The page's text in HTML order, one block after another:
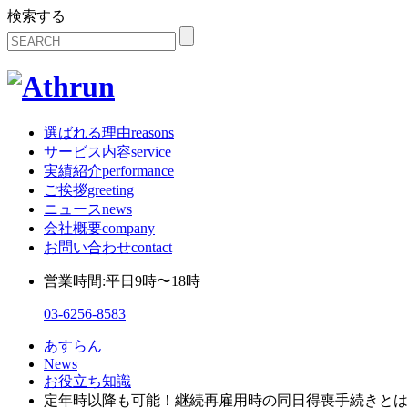
検索する
選ばれる理由reasons
サービス内容service
実績紹介performance
ご挨拶greeting
ニュースnews
会社概要company
お問い合わせcontact
営業時間:平日9時〜18時
03-6256-8583
あすらん
News
お役立ち知識
定年時以降も可能！継続再雇用時の同日得喪手続きと